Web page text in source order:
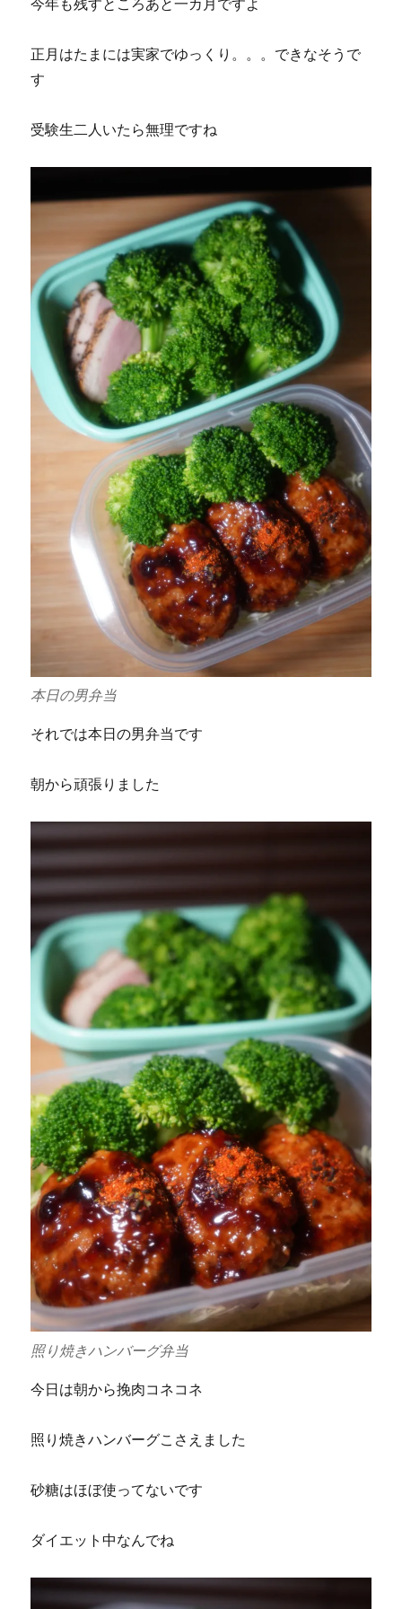
今年も残すところあと一カ月ですよ
正月はたまには実家でゆっくり。。。できなそうで
す
受験生二人いたら無理ですね
本日の男弁当
それでは本日の男弁当です
朝から頑張りました
照り焼きハンバーグ弁当
今日は朝から挽肉コネコネ
照り焼きハンバーグこさえました
砂糖はほぼ使ってないです
ダイエット中なんでね